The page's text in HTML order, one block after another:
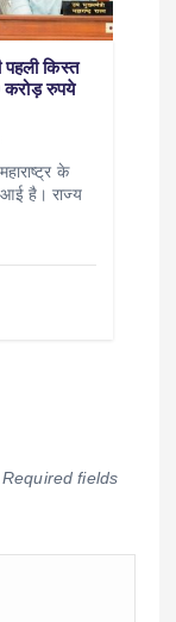
किस्त
करोड़ रुपये
के
आई है। राज्य
Required fields